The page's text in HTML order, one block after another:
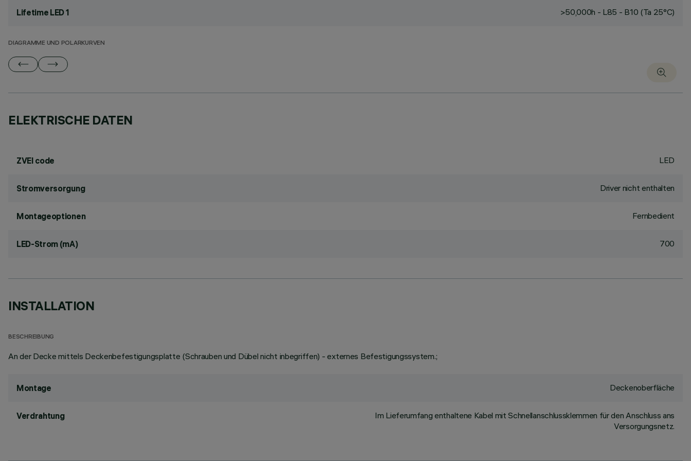
Lifetime LED 1 >50,000h - L85 - B10 (Ta 25°C)
DIAGRAMME UND POLARKURVEN
ELEKTRISCHE DATEN
ZVEI code LED
Stromversorgung Driver nicht enthalten
Montageoptionen Fernbedient
LED-Strom (mA) 700
INSTALLATION
BESCHREIBUNG
An der Decke mittels Deckenbefestigungsplatte (Schrauben und Dübel nicht inbegriffen) - externes Befestigungssystem.;
Montage Deckenoberfläche
Verdrahtung
Im Lieferumfang enthaltene Kabel mit Schnellanschlussklemmen für den Anschluss ans
Versorgungsnetz.